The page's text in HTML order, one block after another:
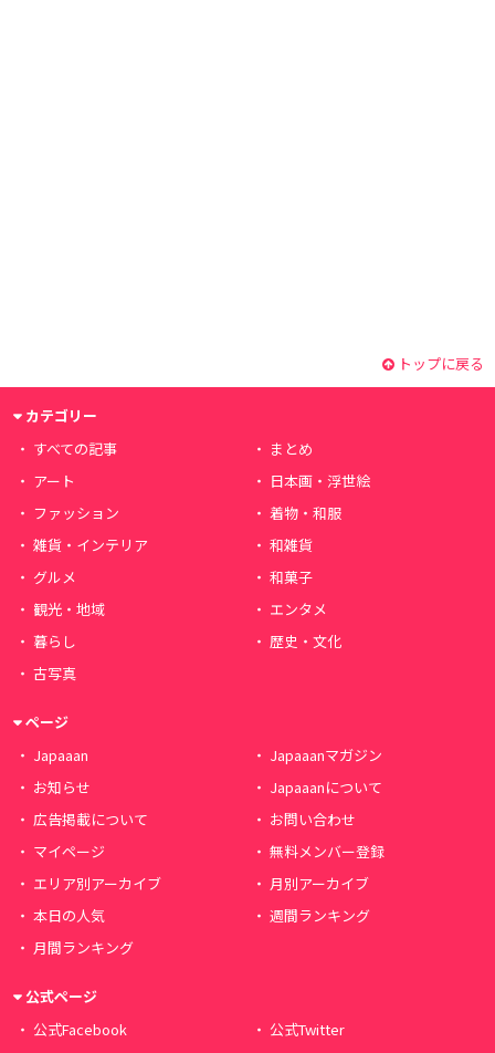
トップに戻る
カテゴリー
すべての記事
まとめ
アート
日本画・浮世絵
ファッション
着物・和服
雑貨・インテリア
和雑貨
グルメ
和菓子
観光・地域
エンタメ
暮らし
歴史・文化
古写真
ページ
Japaaan
Japaaanマガジン
お知らせ
Japaaanについて
広告掲載について
お問い合わせ
マイページ
無料メンバー登録
エリア別アーカイブ
月別アーカイブ
本日の人気
週間ランキング
月間ランキング
公式ページ
公式Facebook
公式Twitter